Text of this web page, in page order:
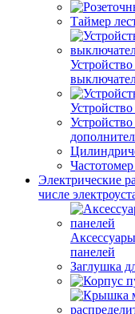
Таймер
Электрические
числе
панелей
Заглушка